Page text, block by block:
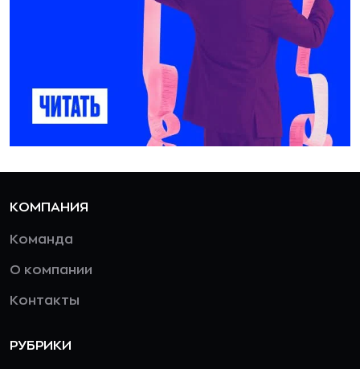
КОМПАНИЯ
Команда
О компании
Контакты
РУБРИКИ